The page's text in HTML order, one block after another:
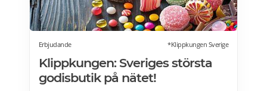
Erbjudande *Klippkungen Sverige
Klippkungen: Sveriges största
godisbutik på nätet!